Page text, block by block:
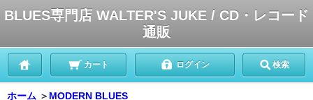
BLUES専門店 WALTER'S JUKE / CD・レコード
通販
カート ログイン 検索
ホーム ＞ MODERN BLUES